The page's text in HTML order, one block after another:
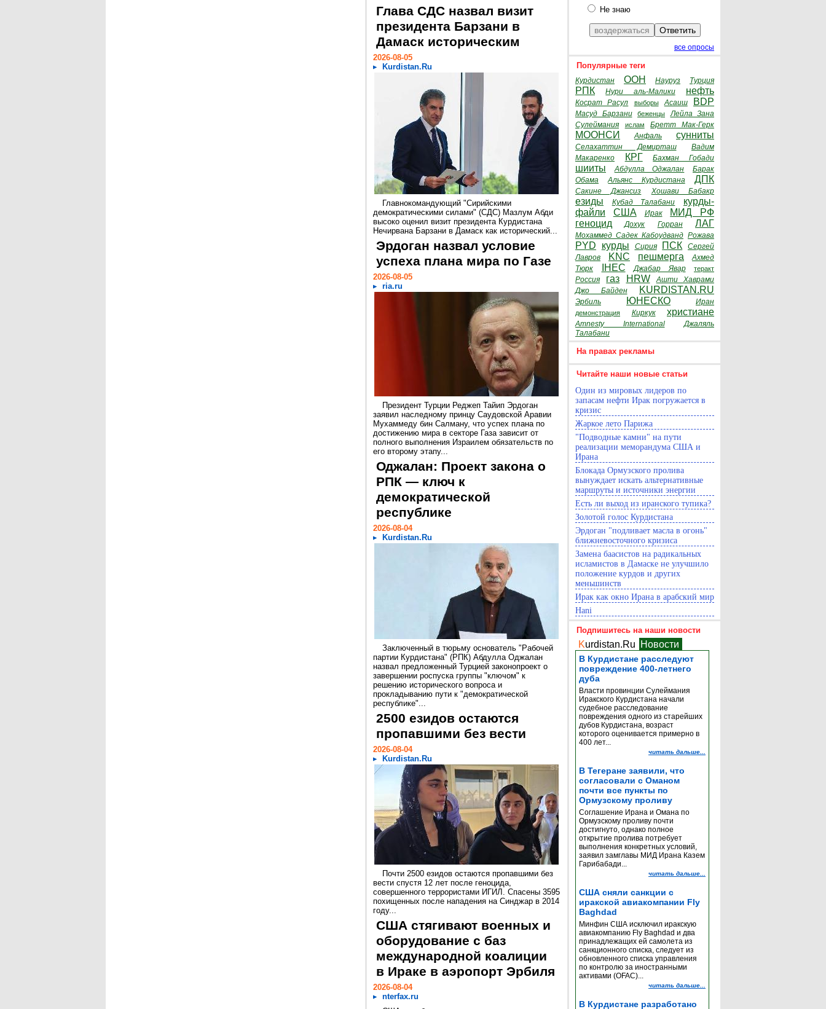
Глава СДС назвал визит
президента Барзани в
Дамаск историческим
2026-08-05
Kurdistan.Ru
Главнокомандующий "Сирийскими
демократическими силами" (СДС) Мазлум Абди
высоко оценил визит президента Курдистана
Нечирвана Барзани в Дамаск как исторический...
Эрдоган назвал условие
успеха плана мира по Газе
2026-08-05
ria.ru
Президент Турции Реджеп Тайип Эрдоган
заявил наследному принцу Саудовской Аравии
Мухаммеду бин Салману, что успех плана по
достижению мира в секторе Газа зависит от
полного выполнения Израилем обязательств по
его второму этапу...
Оджалан: Проект закона о
РПК — ключ к
демократической
республике
2026-08-04
Kurdistan.Ru
Заключенный в тюрьму основатель "Рабочей
партии Курдистана" (РПК) Абдулла Оджалан
назвал предложенный Турцией законопроект о
завершении роспуска группы "ключом" к
решению исторического вопроса и
прокладыванию пути к "демократической
республике"...
2500 езидов остаются
пропавшими без вести
2026-08-04
Kurdistan.Ru
Почти 2500 езидов остаются пропавшими без
вести спустя 12 лет после геноцида,
совершенного террористами ИГИЛ. Спасены 3595
похищенных после нападения на Синджар в 2014
году...
США стягивают военных и
оборудование с баз
международной коалиции
в Ираке в аэропорт Эрбиля
2026-08-04
nterfax.ru
Не знаю
все опросы
Популярные теги
Курдистан ООН Науруз Турция
РПК Нури аль-Малики нефть
Косрат Расул выборы Асаиш BDP
Масуд Барзани беженцы
Лейла Зана
Сулеймания
ислам Бретт Мак-Герк
МООНСИ Анфаль сунниты
Селахаттин Демирташ
Вадим
Макаренко
КРГ Бахман Гобади
шииты Абдулла Оджалан
Барак
Обама
Альянс Курдистана ДПК
Сакине Джансиз Хошави Бабакр
езиды Кубад Талабани
курды-
файли
США Ирак
МИД РФ
геноцид
Дохук Горран ЛАГ
Мохаммед Садек Кабоудванд Рожава
PYD курды Сирия ПСК
Сергей
Лавров
KNC пешмерга
Ахмед
Тюрк
IHEC Джабар Явар теракт
Россия газ HRW
Ашти Хаврами
Джо Байден
KURDISTAN.RU
Эрбиль ЮНЕСКО Иран
демонстрация Киркук христиане
Amnesty International
Джаляль
Талабани
На правах рекламы
Читайте наши новые статьи
Один из мировых лидеров по
запасам нефти Ирак погружается в
кризис
Жаркое лето Парижа
"Подводные камни" на пути
реализации меморандума США и
Ирана
Блокада Ормузского пролива
вынуждает искать альтернативные
маршруты и источники энергии
Есть ли выход из иранского тупика?
Золотой голос Курдистана
Эрдоган "подливает масла в огонь"
ближневосточного кризиса
Замена баасистов на радикальных
исламистов в Дамаске не улучшило
положение курдов и других
меньшинств
Ирак как окно Ирана в арабский мир
Hani
Подпишитесь на наши новости
Kurdistan.Ru Новости
В Курдистане расследуют
повреждение 400-летнего
дуба
Власти провинции Сулеймания
Иракского Курдистана начали
судебное расследование
повреждения одного из старейших
дубов Курдистана, возраст
которого оценивается примерно в
400 лет...
читать дальше...
В Тегеране заявили, что
согласовали с Оманом
почти все пункты по
Ормузскому проливу
Соглашение Ирана и Омана по
Ормузскому проливу почти
достигнуто, однако полное
открытие пролива потребует
выполнения конкретных условий,
заявил замглавы МИД Ирана Казем
Гарибабади...
читать дальше...
США сняли санкции с
иракской авиакомпании Fly
Baghdad
Минфин США исключил иракскую
авиакомпанию Fly Baghdad и два
принадлежащих ей самолета из
санкционного списка, следует из
обновленного списка управления
по контролю за иностранными
активами (OFAC)...
читать дальше...
В Курдистане разработано